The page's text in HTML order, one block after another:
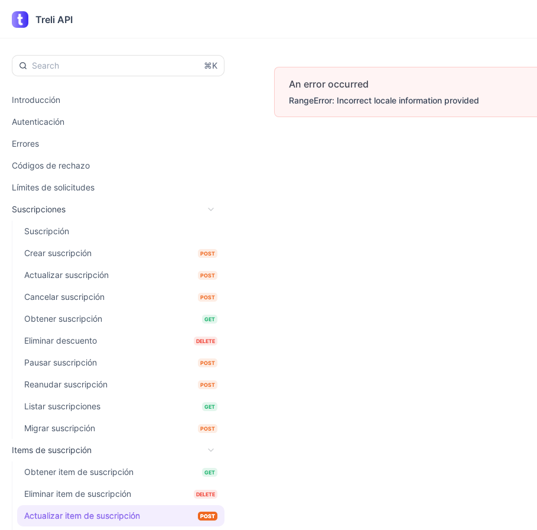
Treli API
⌘K
Introducción
Autenticación
Errores
Códigos de rechazo
Límites de solicitudes
Suscripciones
Suscripción
Crear suscripción POST
Actualizar suscripción POST
Cancelar suscripción POST
Obtener suscripción GET
Eliminar descuento DELETE
Pausar suscripción POST
Reanudar suscripción POST
Listar suscripciones GET
Migrar suscripción POST
Items de suscripción
Obtener item de suscripción GET
Eliminar item de suscripción DELETE
Actualizar item de suscripción POST
An error occurred
RangeError: Incorrect locale information provided